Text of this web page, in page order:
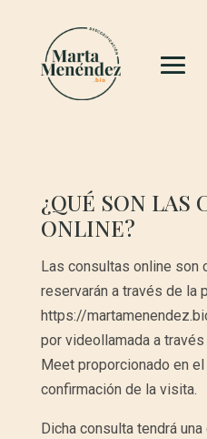
¿QUÉ SON LAS
ONLINE?
Las consultas online son
reservarán a través de la
https://
por videollamada a
Meet proporcionado en
confirmación de la visita.
Dicha consulta tendrá